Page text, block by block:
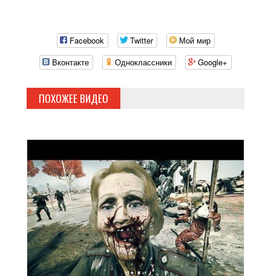
Facebook Twitter
Мой мир
Вконтакте
Одноклассники Google+
ПОХОЖЕЕ ВИДЕО